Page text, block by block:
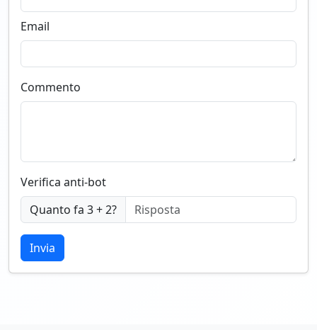
Email
Commento
Verifica anti-bot
Quanto fa 3 + 2?
Invia